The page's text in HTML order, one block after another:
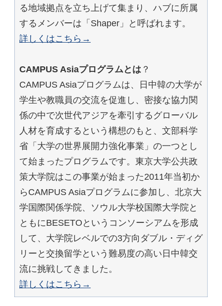
る地域拠点を立ち上げて集まり、ハブに所属
するメンバーは「Shaper」と呼ばれます。
詳しくはこちら→
CAMPUS Asiaプログラムとは ？
CAMPUS Asiaプログラムは、日中韓の大学が
学生や教職員の交流を促進し、密接な協力関
係の中で次世代アジアを牽引するグローバル
人材を育成するという構想のもと、文部科学
省「大学の世界展開力強化事業」の一つとし
て始まったプログラムです。東京大学公共政
策大学院はこの事業が始まった2011年当初か
らCAMPUS Asiaプログラムに参加し、北京大
学国際関係学院、ソウル大学校国際大学院と
ともにBESETOというコンソーシアムを形成
して、大学院レベルでの3方向ダブル・ディグ
リーと交換留学という難易度の高い日中韓交
流に挑戦してきました。
詳しくはこちら→